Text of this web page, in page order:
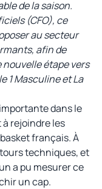
de la saison.
(CFO), ce
au secteur
afin de
étape vers
1 Masculine et La
dans le
rejoindre les
français. À
techniques, et
a pu mesurer ce
un cap.